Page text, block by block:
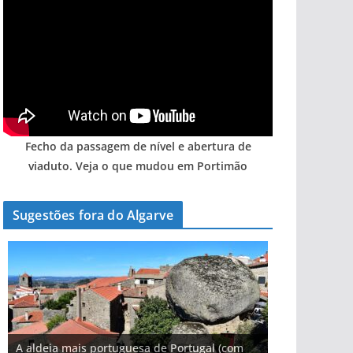
Fecho da passagem de nível e abertura de
viaduto. Veja o que mudou em Portimão
Sugestões fora do Algarve
A aldeia mais portuguesa de Portugal (com